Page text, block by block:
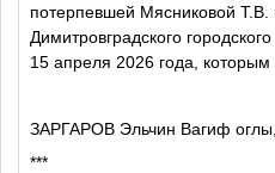
потерпевшей Мясниковой Т.В.
Димитровградского
15 апреля 2026 года , которым
ЗАРГАРОВ Эльчин Вагиф оглы,
***